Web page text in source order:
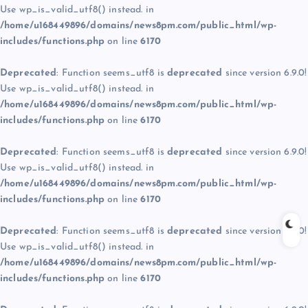
Use wp_is_valid_utf8() instead. in
/home/u168449896/domains/news8pm.com/public_html/wp-
includes/functions.php on line6170
Deprecated: Function seems_utf8 is deprecated since version 6.9.0!
Use wp_is_valid_utf8() instead. in
/home/u168449896/domains/news8pm.com/public_html/wp-
includes/functions.php on line6170
Deprecated: Function seems_utf8 is deprecated since version 6.9.0!
Use wp_is_valid_utf8() instead. in
/home/u168449896/domains/news8pm.com/public_html/wp-
includes/functions.php on line6170
Deprecated: Function seems_utf8 is deprecated since version 6.9.0!
Use wp_is_valid_utf8() instead. in
/home/u168449896/domains/news8pm.com/public_html/wp-
includes/functions.php on line6170